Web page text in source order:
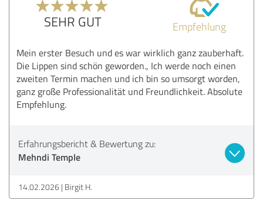
SEHR GUT Empfehlung
Mein erster Besuch und es war wirklich ganz zauberhaft.
Die Lippen sind schön geworden., Ich werde noch einen
zweiten Termin machen und ich bin so umsorgt worden,
ganz große Professionalität und Freundlichkeit. Absolute
Empfehlung.
Erfahrungsbericht & Bewertung zu:
Mehndi Temple
14.02.2026 Birgit H.